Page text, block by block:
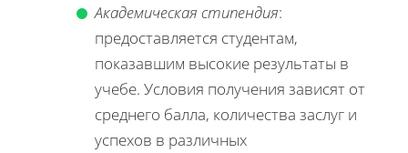
Академическая стипендия:
предоставляется студентам,
показавшим высокие результаты в
учебе. Условия получения зависят от
среднего балла, количества заслуг и
успехов в различных